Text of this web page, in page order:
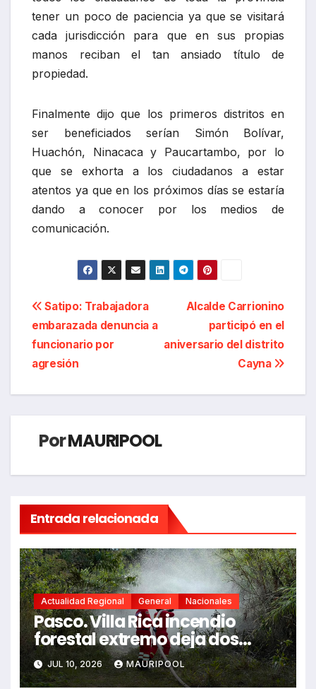
tener un poco de paciencia ya que se visitará
cada jurisdicción para que en sus propias
manos reciban el tan ansiado título de
propiedad.
Finalmente dijo que los primeros distritos en
ser beneficiados serían Simón Bolívar,
Huachón, Ninacaca y Paucartambo, por lo
que se exhorta a los ciudadanos a estar
atentos ya que en los próximos días se estaría
dando a conocer por los medios de
comunicación.
Navegación
de
entradas
Alcalde Carrionino
participó en el
aniversario del distrito
Cayna
Satipo: Trabajadora
embarazada denuncia a
funcionario por
agresión
PorMAURIPOOL
Entrada relacionada
Actualidad Regional General Nacionales
Pasco. Villa Rica incendio
forestal extremo deja dos
fallecidos y heridos
JUL 10, 2026 MAURIPOOL